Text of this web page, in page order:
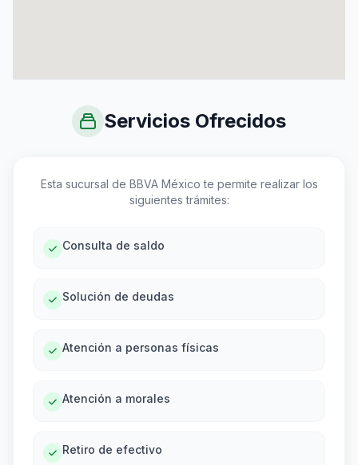
Servicios Ofrecidos
Esta sucursal de BBVA México te permite realizar los
siguientes trámites:
Consulta de saldo
Solución de deudas
Atención a personas físicas
Atención a morales
Retiro de efectivo